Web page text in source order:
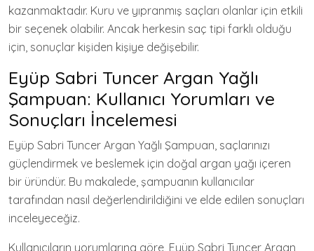
kazanmaktadır. Kuru ve yıpranmış saçları olanlar için etkili
bir seçenek olabilir. Ancak herkesin saç tipi farklı olduğu
için, sonuçlar kişiden kişiye değişebilir.
Eyüp Sabri Tuncer Argan Yağlı
Şampuan: Kullanıcı Yorumları ve
Sonuçları İncelemesi
Eyüp Sabri Tuncer Argan Yağlı Şampuan, saçlarınızı
güçlendirmek ve beslemek için doğal argan yağı içeren
bir üründür. Bu makalede, şampuanın kullanıcılar
tarafından nasıl değerlendirildiğini ve elde edilen sonuçları
inceleyeceğiz.
Kullanıcıların yorumlarına göre, Eyüp Sabri Tuncer Argan